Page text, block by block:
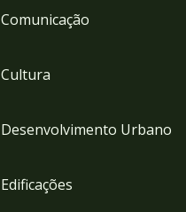
Comunicação
Cultura
Desenvolvimento Urbano
Edificações